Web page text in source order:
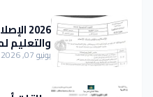
2026
والتعليم
يونيو 07, 2026